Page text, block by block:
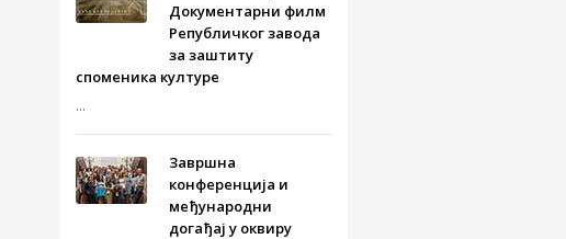
Документарни филм
Републичког завода
за заштиту
споменика културе
...
Завршна
конференција и
међународни
догађај у оквиру